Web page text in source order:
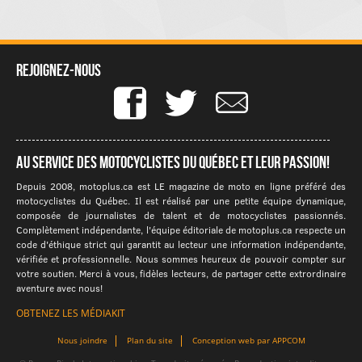
Rejoignez-nous
Au service des motocyclistes du québec et leur passion!
Depuis 2008, motoplus.ca est LE magazine de moto en ligne préféré des
motocyclistes du Québec. Il est réalisé par une petite équipe dynamique,
composée de journalistes de talent et de motocyclistes passionnés.
Complètement indépendante, l'équipe éditoriale de motoplus.ca respecte un
code d'éthique strict qui garantit au lecteur une information indépendante,
vérifiée et professionnelle. Nous sommes heureux de pouvoir compter sur
votre soutien. Merci à vous, fidèles lecteurs, de partager cette extrordinaire
aventure avec nous!
OBTENEZ LES MÉDIAKIT
Nous joindre Plan du site Conception web par APPCOM